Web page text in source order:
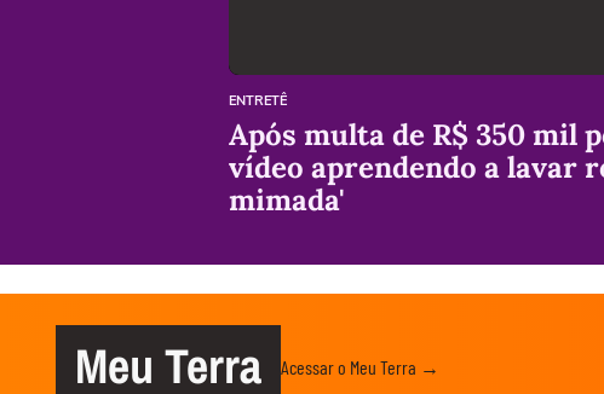
ENTRETÊ
Após multa de R$ 350 mil
vídeo aprendendo a lavar
mimada'
Meu Terra Acessar o Meu Terra →